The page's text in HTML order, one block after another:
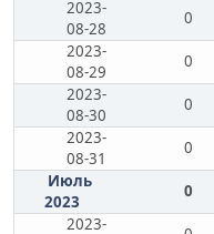
2023-
08-28
0
2023-
08-29
0
2023-
08-30
0
2023-
08-31
0
Июль
2023
0
2023-